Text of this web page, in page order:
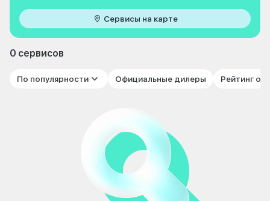
Сервисы на карте
0 сервисов
По популярности Официальные дилеры Рейтинг